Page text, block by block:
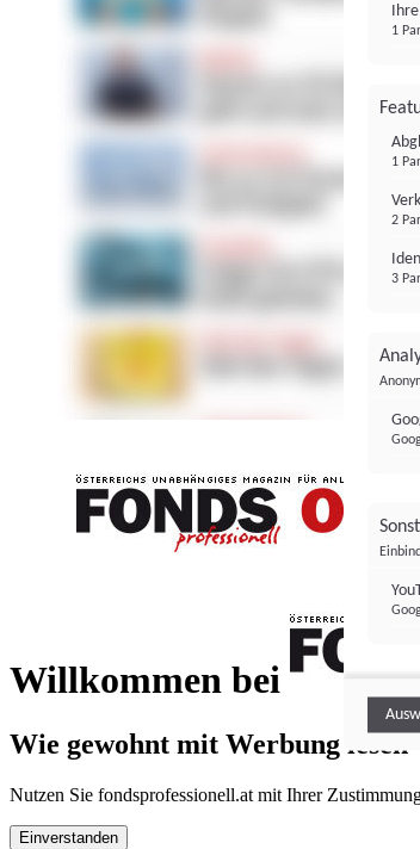
Willkommen bei
FONDS
Wie gewohnt mit Werbung lesen
Nutzen Sie fondsprofessionell.at mit Ihrer
Einverstanden
1
1
2
3